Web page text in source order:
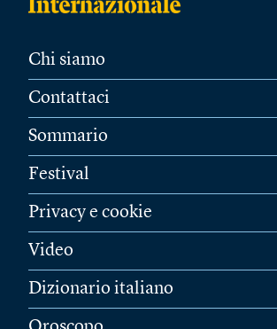
Chi siamo
Contattaci
Sommario
Festival
Privacy e cookie
Video
Dizionario italiano